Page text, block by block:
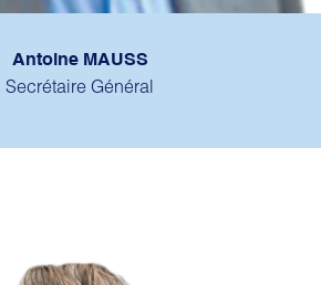
Antoine MAUSS
Secrétaire Général